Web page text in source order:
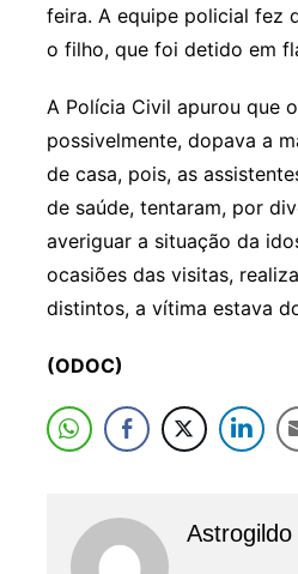
feira. A equipe policial fez
o filho, que foi detido em
A Polícia Civil apurou que
possivelmente, dopava a
de casa, pois, as
de saúde, tentaram, por
averiguar a situação da
ocasiões das visitas,
distintos, a vítima estava
(ODOC)